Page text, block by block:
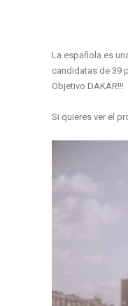
La española es
candidatas de 39
Objetivo DAKAR!!!
Si quieres ver el